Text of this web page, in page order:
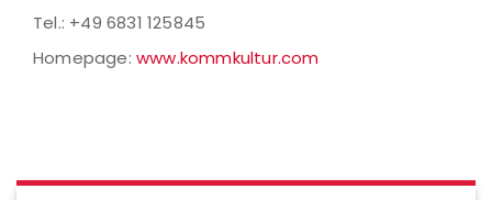
Tel.: +49 6831 125845
Homepage: www.kommkultur.com